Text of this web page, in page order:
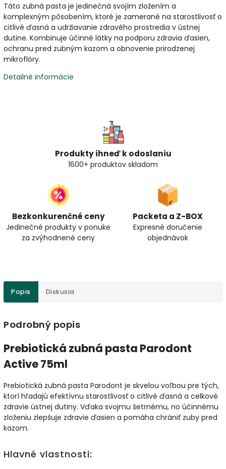
Táto zubná pasta je jedinečná svojím zložením a
komplexným pôsobením, ktoré je zamerané na starostlivosť o
citlivé ďasná a udržiavanie zdravého prostredia v ústnej
dutine. Kombinuje účinné látky na podporu zdravia ďasien,
ochranu pred zubným kazom a obnovenie prirodzenej
mikroflóry.
Detailné informácie
Produkty ihneď k odoslaniu
1600+ produktov skladom
Bezkonkurenčné ceny
Jedinečné produkty v ponuke
za zvýhodnené ceny
Packeta a Z-BOX
Expresné doručenie
objednávok
Popis Diskusia
Podrobný popis
Prebiotická zubná pasta Parodont
Active 75ml
Prebiotická zubná pasta Parodont je skvelou voľbou pre tých,
ktorí hľadajú efektívnu starostlivosť o citlivé ďasná a celkové
zdravie ústnej dutiny. Vďaka svojmu šetrnému, no účinnému
zloženiu zlepšuje zdravie ďasien a pomáha chrániť zuby pred
kazom.
Hlavné vlastnosti: